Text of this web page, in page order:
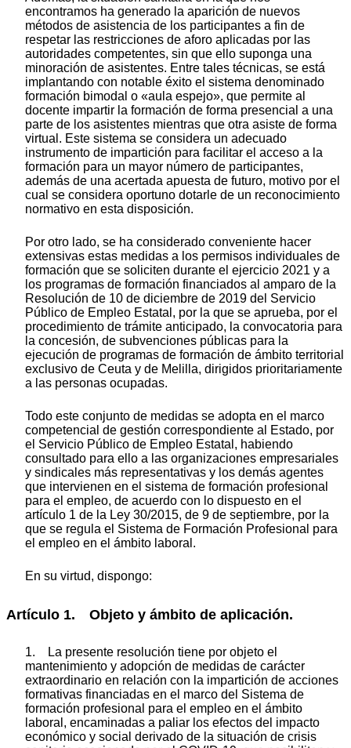
encontramos ha generado la aparición de nuevos
métodos de asistencia de los participantes a fin de
respetar las restricciones de aforo aplicadas por las
autoridades competentes, sin que ello suponga una
minoración de asistentes. Entre tales técnicas, se está
implantando con notable éxito el sistema denominado
formación bimodal o «aula espejo», que permite al
docente impartir la formación de forma presencial a una
parte de los asistentes mientras que otra asiste de forma
virtual. Este sistema se considera un adecuado
instrumento de impartición para facilitar el acceso a la
formación para un mayor número de participantes,
además de una acertada apuesta de futuro, motivo por el
cual se considera oportuno dotarle de un reconocimiento
normativo en esta disposición.
Por otro lado, se ha considerado conveniente hacer
extensivas estas medidas a los permisos individuales de
formación que se soliciten durante el ejercicio 2021 y a
los programas de formación financiados al amparo de la
Resolución de 10 de diciembre de 2019 del Servicio
Público de Empleo Estatal, por la que se aprueba, por el
procedimiento de trámite anticipado, la convocatoria para
la concesión, de subvenciones públicas para la
ejecución de programas de formación de ámbito territorial
exclusivo de Ceuta y de Melilla, dirigidos prioritariamente
a las personas ocupadas.
Todo este conjunto de medidas se adopta en el marco
competencial de gestión correspondiente al Estado, por
el Servicio Público de Empleo Estatal, habiendo
consultado para ello a las organizaciones empresariales
y sindicales más representativas y los demás agentes
que intervienen en el sistema de formación profesional
para el empleo, de acuerdo con lo dispuesto en el
artículo 1 de la Ley 30/2015, de 9 de septiembre, por la
que se regula el Sistema de Formación Profesional para
el empleo en el ámbito laboral.
En su virtud, dispongo:
Artículo 1. Objeto y ámbito de aplicación.
1. La presente resolución tiene por objeto el
mantenimiento y adopción de medidas de carácter
extraordinario en relación con la impartición de acciones
formativas financiadas en el marco del Sistema de
formación profesional para el empleo en el ámbito
laboral, encaminadas a paliar los efectos del impacto
económico y social derivado de la situación de crisis